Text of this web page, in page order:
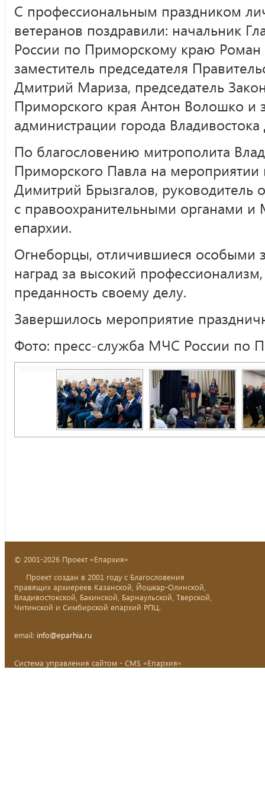
С профессиональным праздником
ветеранов поздравили: начальник
России по Приморскому краю
заместитель председателя
Дмитрий Мариза, председатель
Приморского края Антон Волошко и
администрации города
По благословению митрополита
Приморского Павла на мероприятии
Димитрий Брызгалов, руководитель
с правоохранительными органами и
епархии.
Огнеборцы, отличившиеся особыми
наград за высокий профессионализм,
преданность своему делу.
Завершилось мероприятие
Фото: пресс-служба МЧС России по
© 2001-2026 Проект «Епархия»
Проект создан в 2001 году с Благословения
правящих архиереев Казанской, Йошкар-Олинской,
Владивостокской, Бакинской, Барнаульской, Тверской,
Читинской и Симбирской епархий РПЦ.
email: info@eparhia.ru
Система управления сайтом - CMS «Епархия»